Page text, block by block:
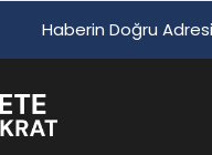
Haberin Doğru Adresi